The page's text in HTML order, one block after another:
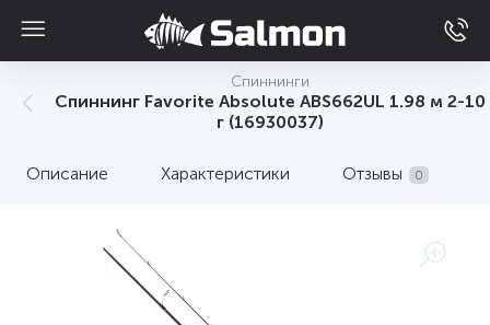
Спиннинги
Спиннинг Favorite Absolute ABS662UL 1.98 м 2-10
г (16930037)
Описание Характеристики Отзывы 0